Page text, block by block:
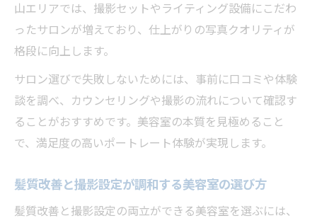
山エリアでは、撮影セットやライティング設備にこだわ
ったサロンが増えており、仕上がりの写真クオリティが
格段に向上します。
サロン選びで失敗しないためには、事前に口コミや体験
談を調べ、カウンセリングや撮影の流れについて確認す
ることがおすすめです。美容室の本質を見極めること
で、満足度の高いポートレート体験が実現します。
髪質改善と撮影設定が調和する美容室の選び方
髪質改善と撮影設定の両立ができる美容室を選ぶには、